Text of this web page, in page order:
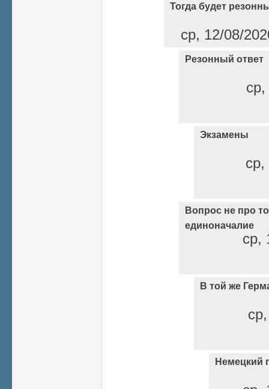
Тогда будет
ср, 12/08/
Резонный ответ
Экзамены
Вопрос не про
единоначалие
ср,
В той же
Немецкий